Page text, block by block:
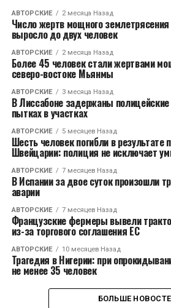
АВТОРСКИЕ 2 месяца Назад
Число жертв мощного
выросло до двух человек
АВТОРСКИЕ 2 месяца Назад
Более 45 человек стали жертвами
северо-востоке Мьянмы
АВТОРСКИЕ 3 месяца Назад
В Лиссабоне задержаны
пытках в участках
АВТОРСКИЕ 5 месяцев Назад
Шесть человек погибли в результате
Швейцарии: полиция не исключает
АВТОРСКИЕ 7 месяцев Назад
В Испании за двое суток произошли
аварии
АВТОРСКИЕ 7 месяцев Назад
Французские фермеры вывели
из-за торгового соглашения ЕС
АВТОРСКИЕ 10 месяцев Назад
Трагедия в Нигерии: при
не менее 35 человек
БОЛЬШЕ